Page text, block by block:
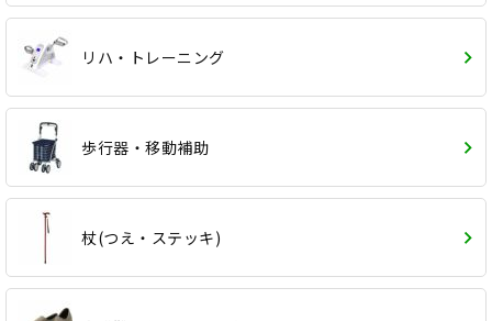
リハ・トレーニング
歩行器・移動補助
杖(つえ・ステッキ)